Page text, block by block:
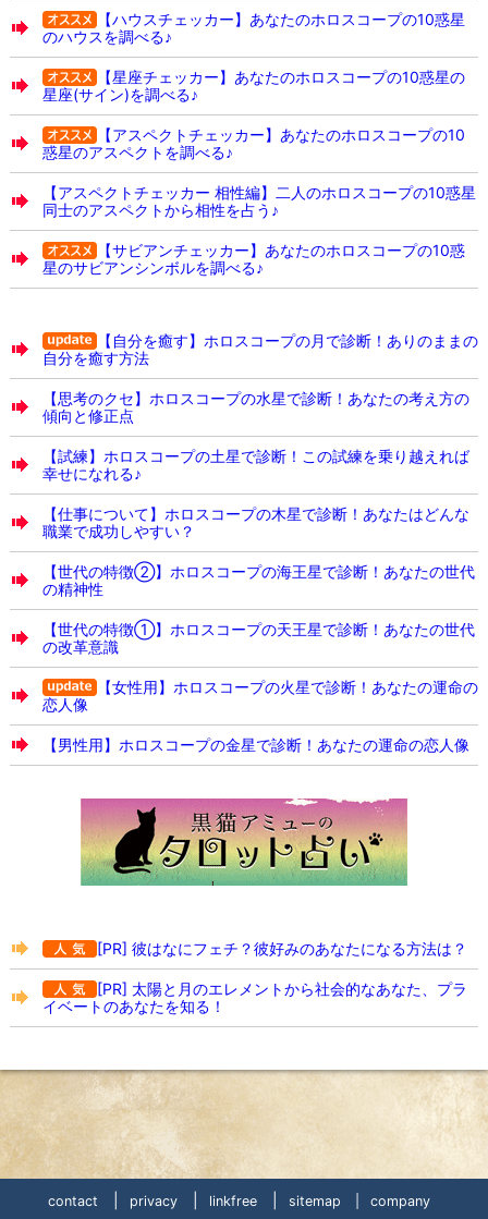
【ハウスチェッカー】あなたのホロスコープの10惑星
のハウスを調べる♪
【星座チェッカー】あなたのホロスコープの10惑星の
星座(サイン)を調べる♪
【アスペクトチェッカー】あなたのホロスコープの10
惑星のアスペクトを調べる♪
【アスペクトチェッカー 相性編】二人のホロスコープの10惑星
同士のアスペクトから相性を占う♪
【サビアンチェッカー】あなたのホロスコープの10惑
星のサビアンシンボルを調べる♪
【自分を癒す】ホロスコープの月で診断！ありのままの
自分を癒す方法
【思考のクセ】ホロスコープの水星で診断！あなたの考え方の
傾向と修正点
【試練】ホロスコープの土星で診断！この試練を乗り越えれば
幸せになれる♪
【仕事について】ホロスコープの木星で診断！あなたはどんな
職業で成功しやすい？
【世代の特徴②】ホロスコープの海王星で診断！あなたの世代
の精神性
【世代の特徴①】ホロスコープの天王星で診断！あなたの世代
の改革意識
【女性用】ホロスコープの火星で診断！あなたの運命の
恋人像
【男性用】ホロスコープの金星で診断！あなたの運命の恋人像
[PR] 彼はなにフェチ？彼好みのあなたになる方法は？
[PR] 太陽と月のエレメントから社会的なあなた、プラ
イベートのあなたを知る！
contact privacy| linkfree| sitemap | company